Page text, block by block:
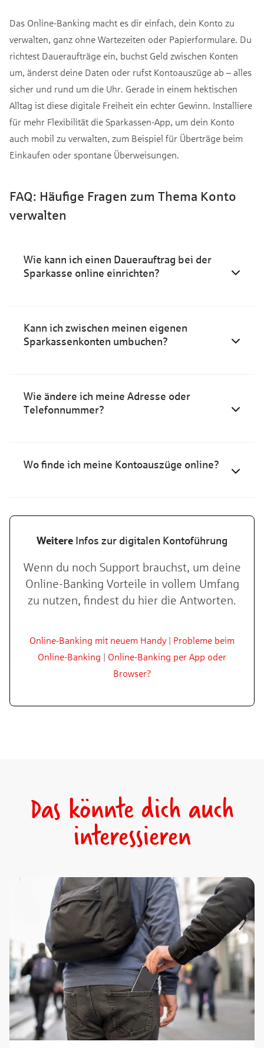
Das Online-Banking macht es dir einfach, dein Konto zu
verwalten, ganz ohne Wartezeiten oder Papierformulare. Du
richtest Daueraufträge ein, buchst Geld zwischen Konten
um, änderst deine Daten oder rufst Kontoauszüge ab – alles
sicher und rund um die Uhr. Gerade in einem hektischen
Alltag ist diese digitale Freiheit ein echter Gewinn. Installiere
für mehr Flexibilität die Sparkassen-App, um dein Konto
auch mobil zu verwalten, zum Beispiel für Überträge beim
Einkaufen oder spontane Überweisungen.
FAQ: Häufige Fragen zum Thema Konto
verwalten
Wie kann ich einen Dauerauftrag bei der
Sparkasse online einrichten?
Kann ich zwischen meinen eigenen
Sparkassenkonten umbuchen?
Wie ändere ich meine Adresse oder
Telefonnummer?
Wo finde ich meine Kontoauszüge online?
Weitere Infos zur digitalen Kontoführung
Wenn du noch Support brauchst, um deine
Online-Banking Vorteile in vollem Umfang
zu nutzen, findest du hier die Antworten.
Online-Banking mit neuem Handy| Probleme beim
Online-Banking | Online-Banking per App oder
Browser?
Das könnte dich auch
interessieren